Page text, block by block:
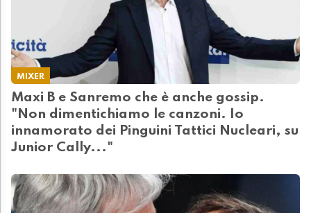
MIXER
Maxi B e Sanremo che è anche gossip.
"Non dimentichiamo le canzoni. Io
innamorato dei Pinguini Tattici Nucleari, su
Junior Cally..."